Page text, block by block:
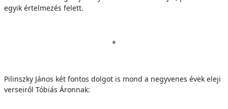
egyik értelmezés felett.
*
Pilinszky János két fontos dolgot is mond a negyvenes évek eleji
verseiről Tóbiás Áronnak: